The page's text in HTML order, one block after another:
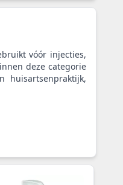
vóór injecties,
deze categorie
huisartsenpraktijk,